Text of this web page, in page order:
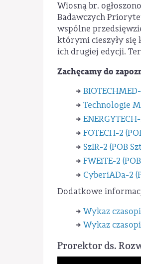
Wiosną br.
Badawczych
wspólne
którymi cieszyły się
ich drugiej edycji.
Zachęcamy do
Technologie
FOTECH-2
SzIR-2 (POB
FWEiTE-2
CyberiADa-2
Dodatkowe
Wykaz
Wykaz
Prorektor ds.